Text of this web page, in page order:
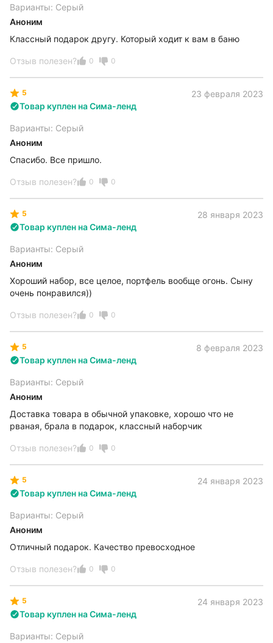
Варианты: Серый
Аноним
Классный подарок другу. Который ходит к вам в баню
Отзыв полезен? 0 0
5
23 февраля 2023
Товар куплен на Сима-ленд
Варианты: Серый
Аноним
Спасибо. Все пришло.
Отзыв полезен? 0 0
5
28 января 2023
Товар куплен на Сима-ленд
Варианты: Серый
Аноним
Хороший набор, все целое, портфель вообще огонь. Сыну
очень понравился))
Отзыв полезен? 0 0
5
8 февраля 2023
Товар куплен на Сима-ленд
Варианты: Серый
Аноним
Доставка товара в обычной упаковке, хорошо что не
рваная, брала в подарок, классный наборчик
Отзыв полезен? 0 0
5
24 января 2023
Товар куплен на Сима-ленд
Варианты: Серый
Аноним
Отличный подарок. Качество превосходное
Отзыв полезен? 0 0
5
24 января 2023
Товар куплен на Сима-ленд
Варианты: Серый